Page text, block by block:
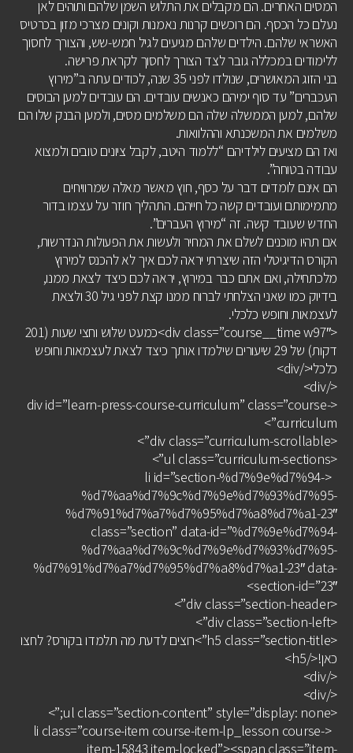
המסים האחרים. הם מקבלים את התלוש השמן שלהם ותוהים לאן
נעלם כל הכסף. הם רוכשים קרנות נאמנות וקונים מצרכי מזון בכרטיס
האשראי שלהם. הילדים שלהם מגיעים לגיל חמש-שש, והצורך לחסוך
ללימודים במכללה גובר לצד הצורך לחסוך לקראת פרישה.
בני הזוג המאושרים, שנולדו לפני 35 שנה, לכודים עתה ב”מירוץ
העכברים” עד סוף ימיהם כאנשים עובדים. הם עובדים למען הבוסים
שלהם, למען הממשלה שלה הם משלמים מסים, ולמען הבנק שלו הם
משלמים את המשכנתא וההלוואות.
ואז הם מציעים לילדיהם “ללמוד היטב, לקבל ציונים טובים ולמצוא
עבודה בטוחה”.
הם אינם לומדים דבר על כסף, חוץ מאשר מאלה שמרוויחים
מתמימותם ועובדים קשה כל חייהם. התהליך חוזר על עצמו בדור
החדש שעובד קשה. זה “מירוץ העברים”.
אם תהיו מוכנים לשלם את המחיר ולעשות את הפעולות הנדרשות,
הקורס הדיגיטלי הזה שיצרתי יראה לכם איך לא להכנס למירוץ
מלכתחילה, ואם אתם כבר במירוץ, יראה לכם כיצד לצאת ממנו,
בידיוק כמו שאני הצלחתי לברוח ממנו קצת לפני גיל 30 ולצאת
לעצמאות וחופש כלכלי.
<div class=”course__time w97″>כמעט שלוש וחצי שעות (201
דקות) של 29 שיעורים שילמדו אותך כיצד לצאת לעצמאות וחופש
כלכלי</div>
</div>
<div id=”learn-press-course-curriculum” class=”course-
curriculum”>
<div class=”curriculum-scrollable”>
<ul class=”curriculum-sections”>
<li id=”section-%d7%9e%d7%94-
%d7%aa%d7%9c%d7%9e%d7%93%d7%95-
%d7%91%d7%a7%d7%95%d7%a8%d7%a1-23″
class=”section” data-id=”%d7%9e%d7%94-
%d7%aa%d7%9c%d7%9e%d7%93%d7%95-
%d7%91%d7%a7%d7%95%d7%a8%d7%a1-23″ data-
section-id=”23″>
<div class=”section-header”>
<div class=”section-left”>
<h5 class=”section-title”>רוצים לדעת מה תלמדו בקורס? לחצו
כאן!</h5>
</div>
</div>
<ul class=”section-content” style=”display: none;”>
<li class=”course-item course-item-lp_lesson course-
item-15843 item-locked”><span class=”item-